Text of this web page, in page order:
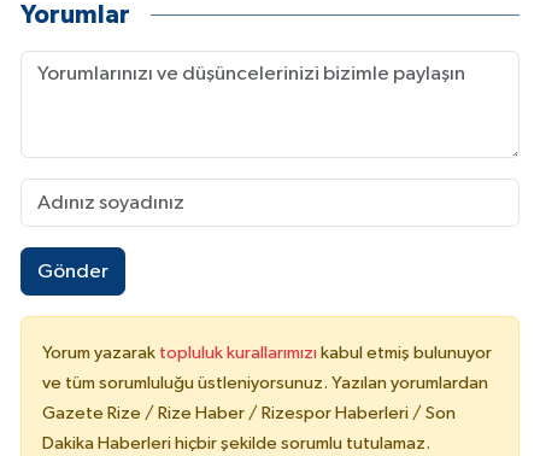
Yorumlar
Gönder
Yorum yazarak topluluk kurallarımızı kabul etmiş bulunuyor
ve tüm sorumluluğu üstleniyorsunuz. Yazılan yorumlardan
Gazete Rize / Rize Haber / Rizespor Haberleri / Son
Dakika Haberleri hiçbir şekilde sorumlu tutulamaz.